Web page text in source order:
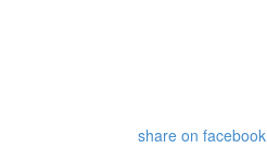
share on facebook